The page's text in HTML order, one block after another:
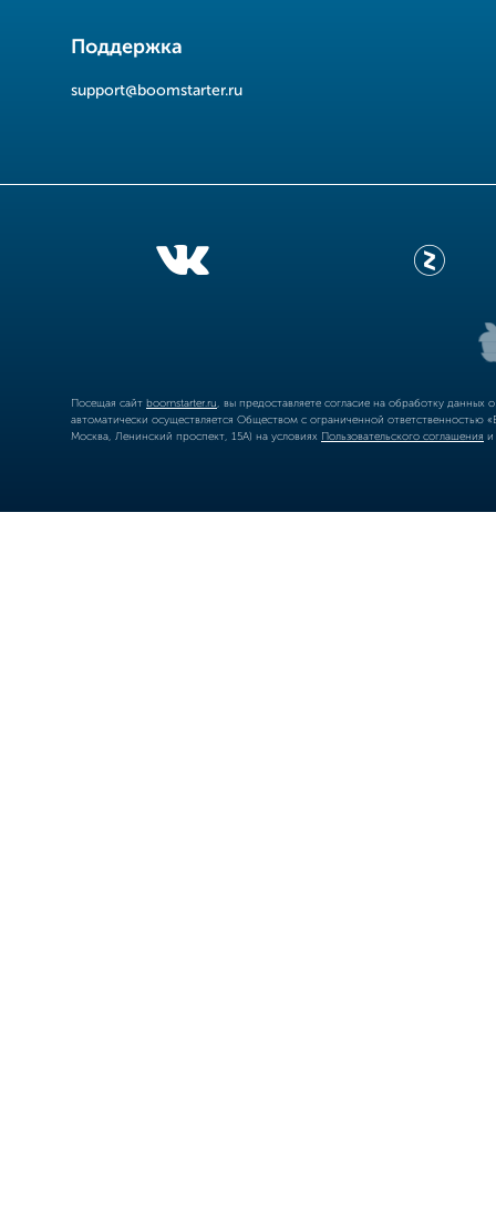
Поддержка
support@boomstarter.ru
Посещая сайт boomstarter.ru , вы предоставляете согласие на обработку
автоматически осуществляется Обществом с ограниченной
Москва, Ленинский проспект, 15А) на условиях Пользовательского соглашения и